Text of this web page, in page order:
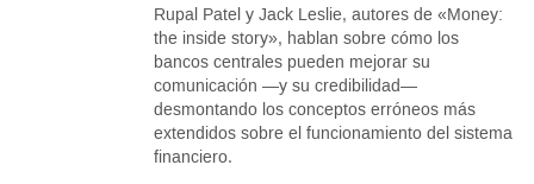
Rupal Patel y Jack Leslie, autores de «Money:
the inside story», hablan sobre cómo los
bancos centrales pueden mejorar su
comunicación —y su credibilidad—
desmontando los conceptos erróneos más
extendidos sobre el funcionamiento del sistema
financiero.